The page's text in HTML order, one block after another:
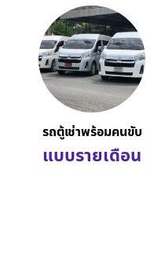
รถตู้เช่าพร้อมคนขับ
แบบรายเดือน